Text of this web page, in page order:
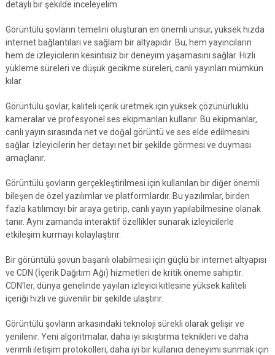
detaylı bir şekilde inceleyelim.
Görüntülü şovların temelini oluşturan en önemli unsur, yüksek hızda
internet bağlantıları ve sağlam bir altyapıdır. Bu, hem yayıncıların
hem de izleyicilerin kesintisiz bir deneyim yaşamasını sağlar. Hızlı
yükleme süreleri ve düşük gecikme süreleri, canlı yayınları mümkün
kılar.
Görüntülü şovlar, kaliteli içerik üretmek için yüksek çözünürlüklü
kameralar ve profesyonel ses ekipmanları kullanır. Bu ekipmanlar,
canlı yayın sırasında net ve doğal görüntü ve ses elde edilmesini
sağlar. İzleyicilerin her detayı net bir şekilde görmesi ve duyması
amaçlanır.
Görüntülü şovların gerçekleştirilmesi için kullanılan bir diğer önemli
bileşen de özel yazılımlar ve platformlardır. Bu yazılımlar, birden
fazla katılımcıyı bir araya getirip, canlı yayın yapılabilmesine olanak
tanır. Aynı zamanda interaktif özellikler sunarak izleyicilerle
etkileşim kurmayı kolaylaştırır.
Bir görüntülü şovun başarılı olabilmesi için güçlü bir internet altyapısı
ve CDN (İçerik Dağıtım Ağı) hizmetleri de kritik öneme sahiptir.
CDN'ler, dünya genelinde yayılan izleyici kitlesine yüksek kaliteli
içeriği hızlı ve güvenilir bir şekilde ulaştırır.
Görüntülü şovların arkasındaki teknoloji sürekli olarak gelişir ve
yenilenir. Yeni algoritmalar, daha iyi sıkıştırma teknikleri ve daha
verimli iletişim protokolleri, daha iyi bir kullanıcı deneyimi sunmak için